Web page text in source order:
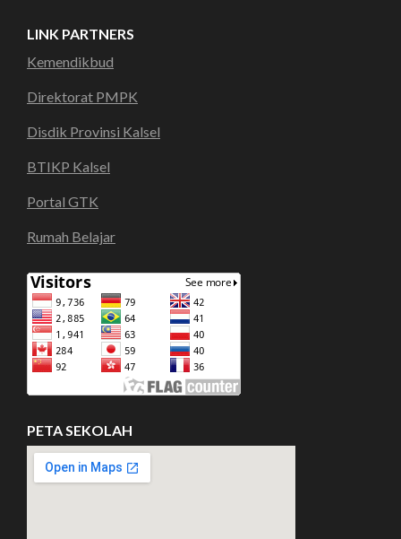
LINK PARTNERS
Kemendikbud
Direktorat PMPK
Disdik Provinsi Kalsel
BTIKP Kalsel
Portal GTK
Rumah Belajar
PETA SEKOLAH